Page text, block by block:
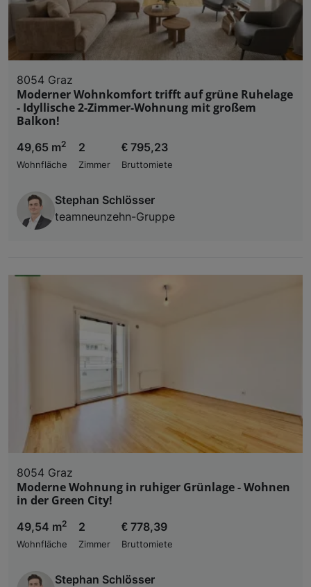
8054 Graz
Moderner Wohnkomfort trifft auf grüne Ruhelage
- Idyllische 2-Zimmer-Wohnung mit großem
Balkon!
49,65 m2
Wohnfläche
2
Zimmer
€ 795,23
Bruttomiete
Stephan Schlösser
teamneunzehn-Gruppe
8054 Graz
Moderne Wohnung in ruhiger Grünlage - Wohnen
in der Green City!
49,54 m2
Wohnfläche
2
Zimmer
€ 778,39
Bruttomiete
Stephan Schlösser